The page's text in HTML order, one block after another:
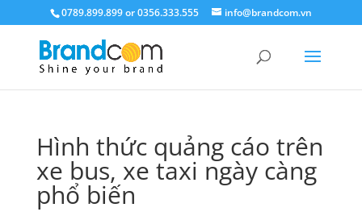
0789.899.899 or 0356.333.555 info@brandcom.vn
Hình thức quảng cáo trên
xe bus, xe taxi ngày càng
phổ biến